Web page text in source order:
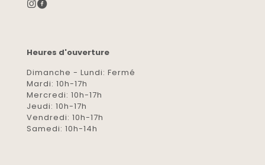
Heures d'ouverture
Dimanche - Lundi: Fermé
Mardi: 10h-17h
Mercredi: 10h-17h
Jeudi: 10h-17h
Vendredi: 10h-17h
Samedi: 10h-14h